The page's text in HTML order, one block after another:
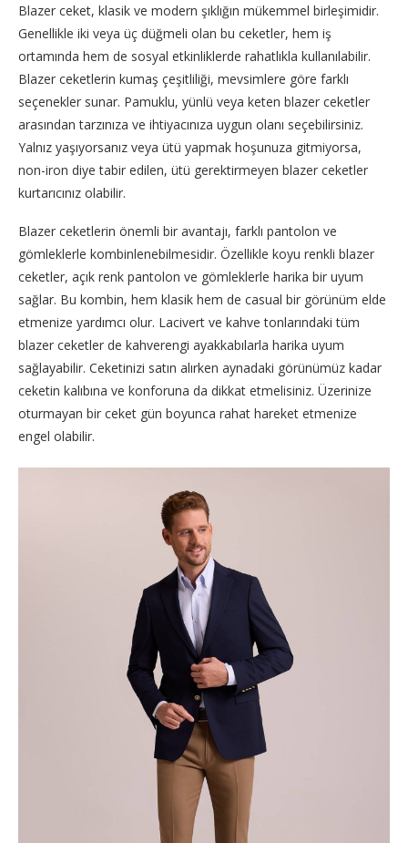
Blazer ceket, klasik ve modern şıklığın mükemmel birleşimidir.
Genellikle iki veya üç düğmeli olan bu ceketler, hem iş
ortamında hem de sosyal etkinliklerde rahatlıkla kullanılabilir.
Blazer ceketlerin kumaş çeşitliliği, mevsimlere göre farklı
seçenekler sunar. Pamuklu, yünlü veya keten blazer ceketler
arasından tarzınıza ve ihtiyacınıza uygun olanı seçebilirsiniz.
Yalnız yaşıyorsanız veya ütü yapmak hoşunuza gitmiyorsa,
non-iron diye tabir edilen, ütü gerektirmeyen blazer ceketler
kurtarıcınız olabilir.
Blazer ceketlerin önemli bir avantajı, farklı pantolon ve
gömleklerle kombinlenebilmesidir. Özellikle koyu renkli blazer
ceketler, açık renk pantolon ve gömleklerle harika bir uyum
sağlar. Bu kombin, hem klasik hem de casual bir görünüm elde
etmenize yardımcı olur. Lacivert ve kahve tonlarındaki tüm
blazer ceketler de kahverengi ayakkabılarla harika uyum
sağlayabilir. Ceketinizi satın alırken aynadaki görünümüz kadar
ceketin kalıbına ve konforuna da dikkat etmelisiniz. Üzerinize
oturmayan bir ceket gün boyunca rahat hareket etmenize
engel olabilir.